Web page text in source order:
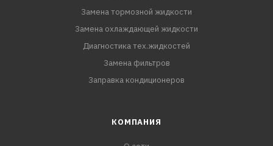
Замена тормозной жидкости
Замена охлаждающей жидкости
Диагностика тех.жидкостей
Замена фильтров
Заправка кондиционеров
КОМПАНИЯ